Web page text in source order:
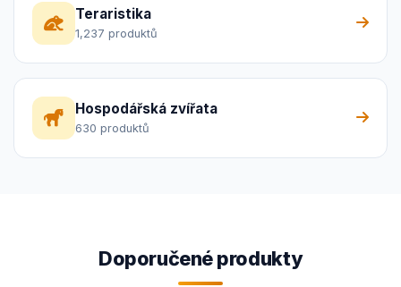
Teraristika
1,237 produktů
Hospodářská zvířata
630 produktů
Doporučené produkty